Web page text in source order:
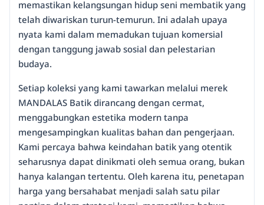
memastikan kelangsungan hidup seni membatik yang
telah diwariskan turun-temurun. Ini adalah upaya
nyata kami dalam memadukan tujuan komersial
dengan tanggung jawab sosial dan pelestarian
budaya.
Setiap koleksi yang kami tawarkan melalui merek
MANDALAS Batik dirancang dengan cermat,
menggabungkan estetika modern tanpa
mengesampingkan kualitas bahan dan pengerjaan.
Kami percaya bahwa keindahan batik yang otentik
seharusnya dapat dinikmati oleh semua orang, bukan
hanya kalangan tertentu. Oleh karena itu, penetapan
harga yang bersahabat menjadi salah satu pilar